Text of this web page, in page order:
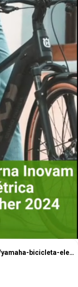
https://ekkogreen.com.br/yamaha-bicicleta-eletrica-versatil/?utm_source=google&utm_medium=web-stories&utm_campaign=bicicleta-eletrica